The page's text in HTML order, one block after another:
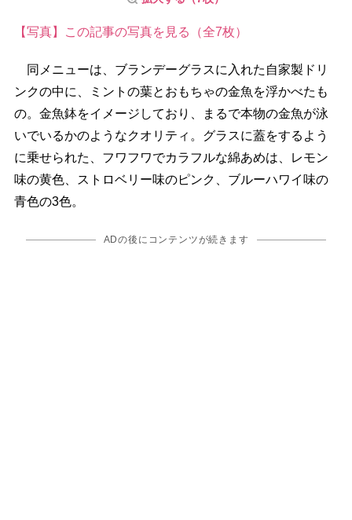
【写真】この記事の写真を見る（全7枚）
同メニューは、ブランデーグラスに入れた自家製ドリ
ンクの中に、ミントの葉とおもちゃの金魚を浮かべたも
の。金魚鉢をイメージしており、まるで本物の金魚が泳
いでいるかのようなクオリティ。グラスに蓋をするよう
に乗せられた、フワフワでカラフルな綿あめは、レモン
味の黄色、ストロベリー味のピンク、ブルーハワイ味の
青色の3色。
ADの後にコンテンツが続きます